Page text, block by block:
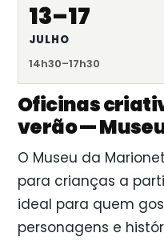
13–17
JULHO
14h30–17h30
Oficinas
verão —
O Museu da
para crianças a
ideal para quem
personagens e